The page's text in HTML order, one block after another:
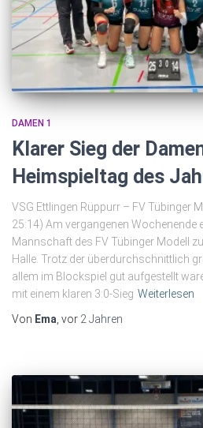
DAMEN 1
Klarer Sieg der
Heimspieltag des
VSG Ettlingen Rüppurr – FV Tübinger
25:14) Am vergangenen Wochenende
Mannschaft des FV Tübinger Modell
Halle. Trotz der überdurchschnittlich
allem im Blockspiel gut aufgestellt
mit einem klaren 3:0-Sieg Weiterlesen
Von Ema , vor 2 Jahren